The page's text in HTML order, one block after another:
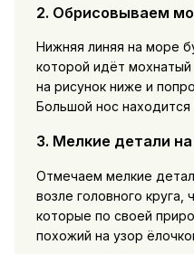
2. Обрисовываем
Нижняя линяя на море
которой идёт
на рисунок ниже и
Большой нос
3. Мелкие детали
Отмечаем мелкие
возле головного круга,
которые по своей
похожий на узор